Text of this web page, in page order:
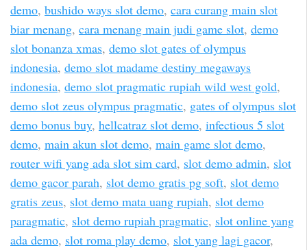
demo, bushido ways slot demo, cara curang main slot
biar menang, cara menang main judi game slot, demo
slot bonanza xmas, demo slot gates of olympus
indonesia, demo slot madame destiny megaways
indonesia, demo slot pragmatic rupiah wild west gold,
demo slot zeus olympus pragmatic, gates of olympus slot
demo bonus buy, hellcatraz slot demo, infectious 5 slot
demo, main akun slot demo, main game slot demo,
router wifi yang ada slot sim card, slot demo admin, slot
demo gacor parah, slot demo gratis pg soft, slot demo
gratis zeus, slot demo mata uang rupiah, slot demo
paragmatic, slot demo rupiah pragmatic, slot online yang
ada demo, slot roma play demo, slot yang lagi gacor,